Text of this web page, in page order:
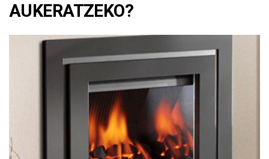
AUKERATZEKO?